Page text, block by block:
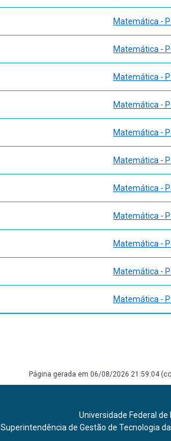
Matemática -
Matemática -
Matemática -
Matemática -
Matemática -
Matemática -
Matemática -
Matemática -
Matemática -
Matemática -
Matemática -
Página gerada em 06/08/2026 21:59:04
Universidade Federal de
Superintendência de Gestão de Tecnologia